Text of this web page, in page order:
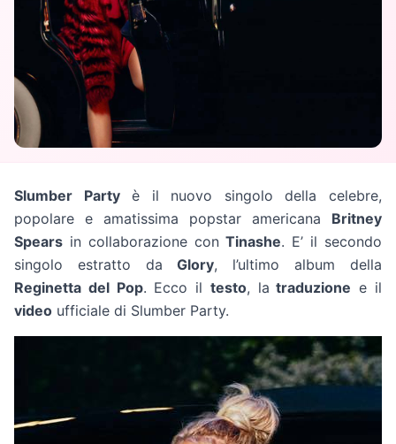
Slumber Partyè il nuovo singolo della celebre,
popolare e amatissima popstar americana Britney
Spears in collaborazione con Tinashe. E’ il secondo
singolo estratto da Glory, l’ultimo album della
Reginetta del Pop. Ecco il testo, la traduzione e il
video ufficiale di Slumber Party.